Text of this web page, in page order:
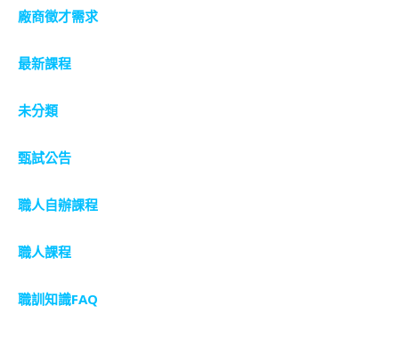
廠商徵才需求
最新課程
未分類
甄試公告
職人自辦課程
職人課程
職訓知識FAQ